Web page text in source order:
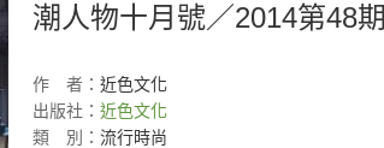
潮人物十月號／2014第48期
作 者： 近色文化
出版社： 近色文化
類
別： 流行時尚